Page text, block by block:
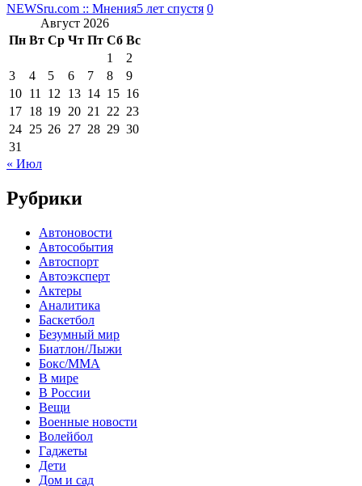
NEWSru.com :: Мнения5 лет спустя 0
Август 2026
Пн Вт Ср Чт Пт Сб Вс
1
2
3
4 5 6 7 8
9
10 11 12 13 14 15 16
17 18 19 20 21 22 23
24 25 26 27 28 29 30
31
« Июл
Рубрики
Автоновости
Автособытия
Автоспорт
Автоэксперт
Актеры
Аналитика
Баскетбол
Безумный мир
Биатлон/Лыжи
Бокс/MMA
В мире
В России
Вещи
Военные новости
Волейбол
Гаджеты
Дети
Дом и сад